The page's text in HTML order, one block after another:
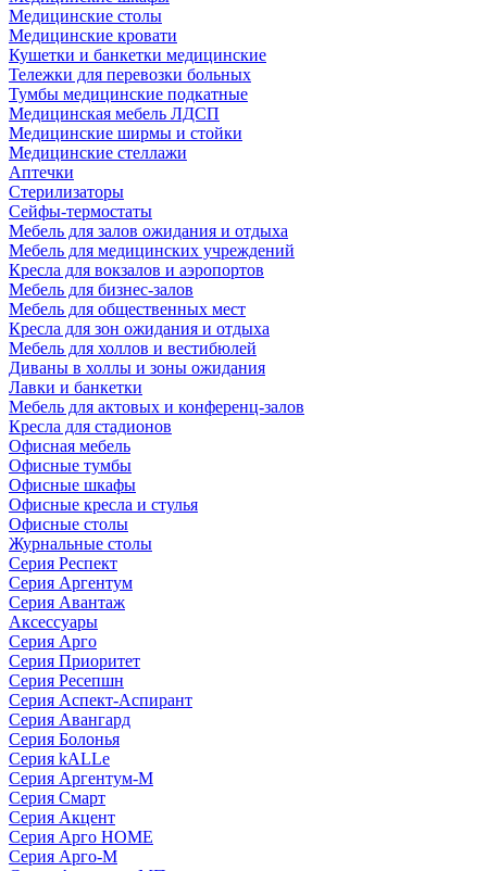
Медицинские столы
Медицинские кровати
Кушетки и банкетки медицинские
Тележки для перевозки больных
Тумбы медицинские подкатные
Медицинская мебель ЛДСП
Медицинские ширмы и стойки
Медицинские стеллажи
Аптечки
Стерилизаторы
Сейфы-термостаты
Мебель для залов ожидания и отдыха
Мебель для медицинских учреждений
Кресла для вокзалов и аэропортов
Мебель для бизнес-залов
Мебель для общественных мест
Кресла для зон ожидания и отдыха
Мебель для холлов и вестибюлей
Диваны в холлы и зоны ожидания
Лавки и банкетки
Мебель для актовых и конференц-залов
Кресла для стадионов
Офисная мебель
Офисные тумбы
Офисные шкафы
Офисные кресла и стулья
Офисные столы
Журнальные столы
Серия Респект
Серия Аргентум
Серия Авантаж
Аксессуары
Серия Арго
Серия Приоритет
Серия Ресепшн
Серия Аспект-Аспирант
Серия Авангард
Серия Болонья
Серия kALLe
Серия Аргентум-М
Серия Смарт
Серия Акцент
Серия Арго HOME
Серия Арго-М